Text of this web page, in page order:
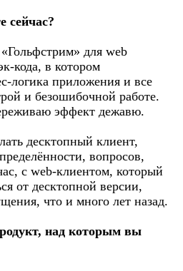
сейчас?
для web
кода, в котором
логика приложения и все
и безошибочной работе.
эффект дежавю.
десктопный клиент,
вопросов,
с web-клиентом, который
от десктопной версии,
что и много лет назад.
над которым вы